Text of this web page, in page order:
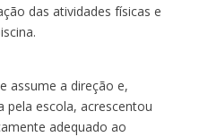
das atividades físicas e
assume a direção e,
pela escola, acrescentou
adequado ao